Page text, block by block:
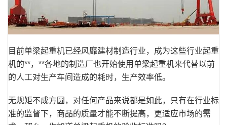
目前单梁起重机已经风靡建材制造行业，成为这些行业起重
机的**，**各地的制造厂也开始使用单梁起重机来代替以前
的人工对生产车间造成的耗时，生产效率低。
无规矩不成方圆，对任何产品来说都是如此，只有在行业标
准的监督下，商品的质量才能不断提高，更适应市场的需